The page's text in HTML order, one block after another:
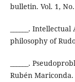
bulletin. Vol. 1,
______.
philosophy of
______.
Rubén Mariconda.